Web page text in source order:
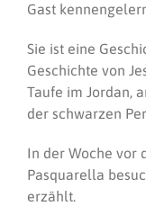
Gast
Sie ist eine
Geschichte von
Taufe im Jordan,
der schwarzen
In der Woche vor
Pasquarella
erzählt.